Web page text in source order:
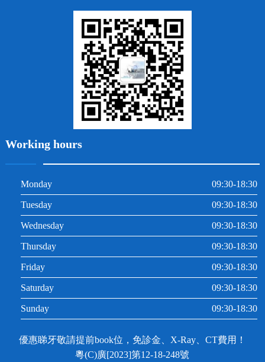
Working hours
Monday 09:30-18:30
Tuesday 09:30-18:30
Wednesday 09:30-18:30
Thursday 09:30-18:30
Friday 09:30-18:30
Saturday 09:30-18:30
Sunday 09:30-18:30
優惠睇牙敬請提前book位，免診金、X-Ray、CT費用！
粵(C)廣[2023]第12-18-248號